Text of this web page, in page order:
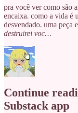
pra você ver como são
encaixa. como a vida é
desvendado. uma peça
destruirei voc…
Continue
Substack app